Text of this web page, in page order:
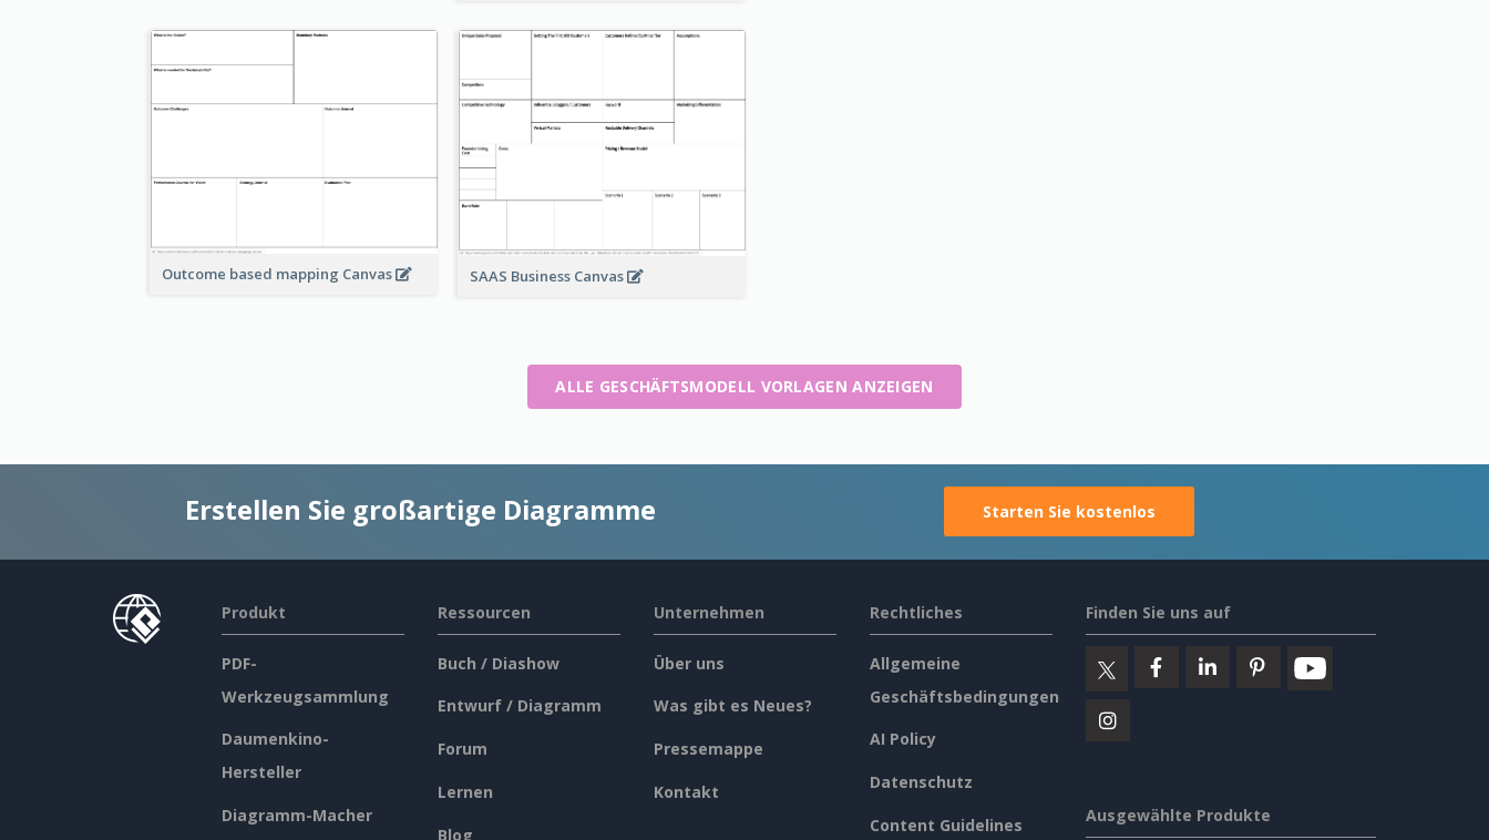
Outcome based mapping Canvas SAAS Business Canvas
ALLE GESCHÄFTSMODELL VORLAGEN ANZEIGEN
Erstellen Sie großartige Diagramme Starten Sie kostenlos
Produkt
PDF-
Werkzeugsammlung
Daumenkino-
Hersteller
Diagramm-Macher
Ressourcen
Buch / Diashow
Entwurf / Diagramm
Forum
Lernen
Blog
Unternehmen
Über uns
Was gibt es Neues?
Pressemappe
Kontakt
Rechtliches
Allgemeine
Geschäftsbedingungen
AI Policy
Datenschutz
Content Guidelines
Finden Sie uns auf
Ausgewählte Produkte